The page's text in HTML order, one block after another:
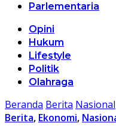
Parlementaria
Opini
Hukum
Lifestyle
Politik
Olahraga
Beranda Berita Nasional
Berita, Ekonomi,